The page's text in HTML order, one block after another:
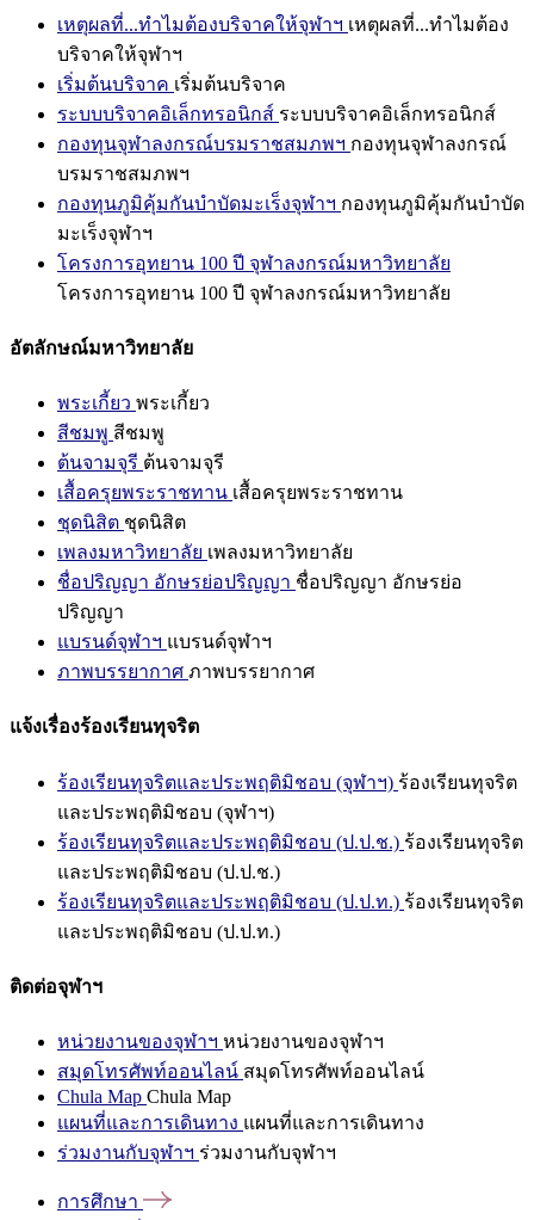
เหตุผลที่...ทำไมต้องบริจาคให้จุฬาฯ เหตุผลที่...ทำไมต้อง
บริจาคให้จุฬาฯ
เริ่มต้นบริจาค เริ่มต้นบริจาค
ระบบบริจาคอิเล็กทรอนิกส์ ระบบบริจาคอิเล็กทรอนิกส์
กองทุนจุฬาลงกรณ์บรมราชสมภพฯ กองทุนจุฬาลงกรณ์
บรมราชสมภพฯ
กองทุนภูมิคุ้มกันบำบัดมะเร็งจุฬาฯ กองทุนภูมิคุ้มกันบำบัด
มะเร็งจุฬาฯ
โครงการอุทยาน 100 ปี จุฬาลงกรณ์มหาวิทยาลัย
โครงการอุทยาน 100 ปี จุฬาลงกรณ์มหาวิทยาลัย
อัตลักษณ์มหาวิทยาลัย
พระเกี้ยว พระเกี้ยว
สีชมพู สีชมพู
ต้นจามจุรี ต้นจามจุรี
เสื้อครุยพระราชทาน เสื้อครุยพระราชทาน
ชุดนิสิต ชุดนิสิต
เพลงมหาวิทยาลัย เพลงมหาวิทยาลัย
ชื่อปริญญา อักษรย่อปริญญา ชื่อปริญญา อักษรย่อ
ปริญญา
แบรนด์จุฬาฯ แบรนด์จุฬาฯ
ภาพบรรยากาศ ภาพบรรยากาศ
แจ้งเรื่องร้องเรียนทุจริต
ร้องเรียนทุจริตและประพฤติมิชอบ (จุฬาฯ) ร้องเรียนทุจริต
และประพฤติมิชอบ (จุฬาฯ)
ร้องเรียนทุจริตและประพฤติมิชอบ (ป.ป.ช.) ร้องเรียนทุจริต
และประพฤติมิชอบ (ป.ป.ช.)
ร้องเรียนทุจริตและประพฤติมิชอบ (ป.ป.ท.) ร้องเรียนทุจริต
และประพฤติมิชอบ (ป.ป.ท.)
ติดต่อจุฬาฯ
หน่วยงานของจุฬาฯ หน่วยงานของจุฬาฯ
สมุดโทรศัพท์ออนไลน์ สมุดโทรศัพท์ออนไลน์
Chula Map Chula Map
แผนที่และการเดินทาง แผนที่และการเดินทาง
ร่วมงานกับจุฬาฯ ร่วมงานกับจุฬาฯ
การศึกษา